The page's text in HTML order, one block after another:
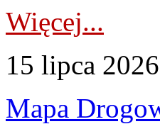
Więcej...
15 lipca
Mapa